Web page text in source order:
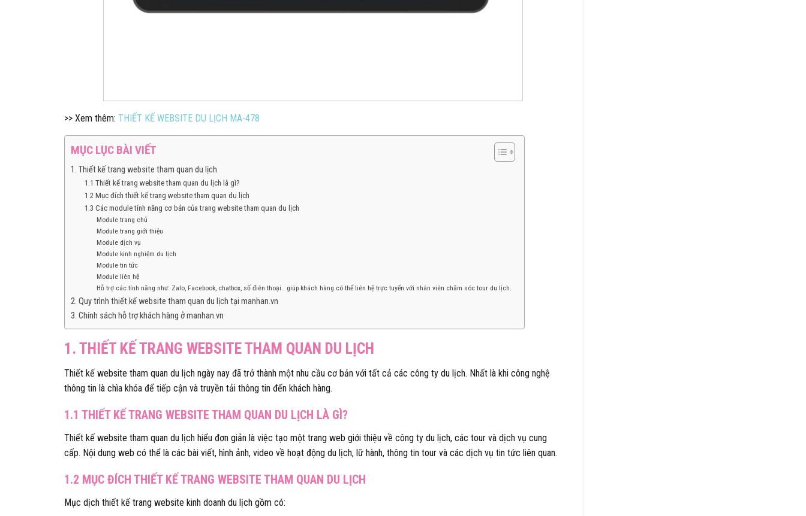
>> Xem thêm: THIẾT KẾ WEBSITE DU LỊCH MA-478
MỤC LỤC BÀI VIẾT
1. Thiết kế trang website tham quan du lịch
1.1 Thiết kế trang website tham quan du lịch là gì?
1.2 Mục đích thiết kế trang website tham quan du lịch
1.3 Các module tính năng cơ bản của trang website tham quan du lịch
Module trang chủ
Module trang giới thiệu
Module dịch vụ
Module kinh nghiệm du lịch
Module tin tức
Module liên hệ
Hỗ trợ các tính năng như: Zalo, Facebook, chatbox, số điên thoại.. giúp khách hàng có thể liên hệ trực tuyến với nhân viên chăm sóc tour du lịch.
2. Quy trình thiết kế website tham quan du lịch tại manhan.vn
3. Chính sách hỗ trợ khách hàng ở manhan.vn
1. THIẾT KẾ TRANG WEBSITE THAM QUAN DU LỊCH
Thiết kế website tham quan du lịch ngày nay đã trở thành một nhu cầu cơ bản với tất cả các công ty du lịch. Nhất là khi công nghệ
thông tin là chìa khóa để tiếp cận và truyền tải thông tin đến khách hàng.
1.1 THIẾT KẾ TRANG WEBSITE THAM QUAN DU LỊCH LÀ GÌ?
Thiết kế website tham quan du lịch hiểu đơn giản là việc tạo một trang web giới thiệu về công ty du lịch, các tour và dịch vụ cung
cấp. Nội dung web có thể là các bài viết, hình ảnh, video về hoạt động du lịch, lữ hành, thông tin tour và các dịch vụ tin tức liên quan.
1.2 MỤC ĐÍCH THIẾT KẾ TRANG WEBSITE THAM QUAN DU LỊCH
Mục dịch thiết kế trang website kinh doanh du lịch gồm có: